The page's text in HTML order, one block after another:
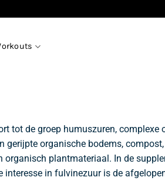
tot de groep humuszuren,
organische bodems, compost,
plantmateriaal. In de
in fulvinezuur is de